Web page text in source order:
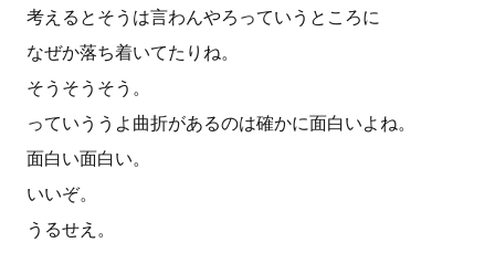
考えるとそうは言わんやろっていうところに
なぜか落ち着いてたりね。
そうそうそう。
っていううよ曲折があるのは確かに面白いよね。
面白い面白い。
いいぞ。
うるせえ。